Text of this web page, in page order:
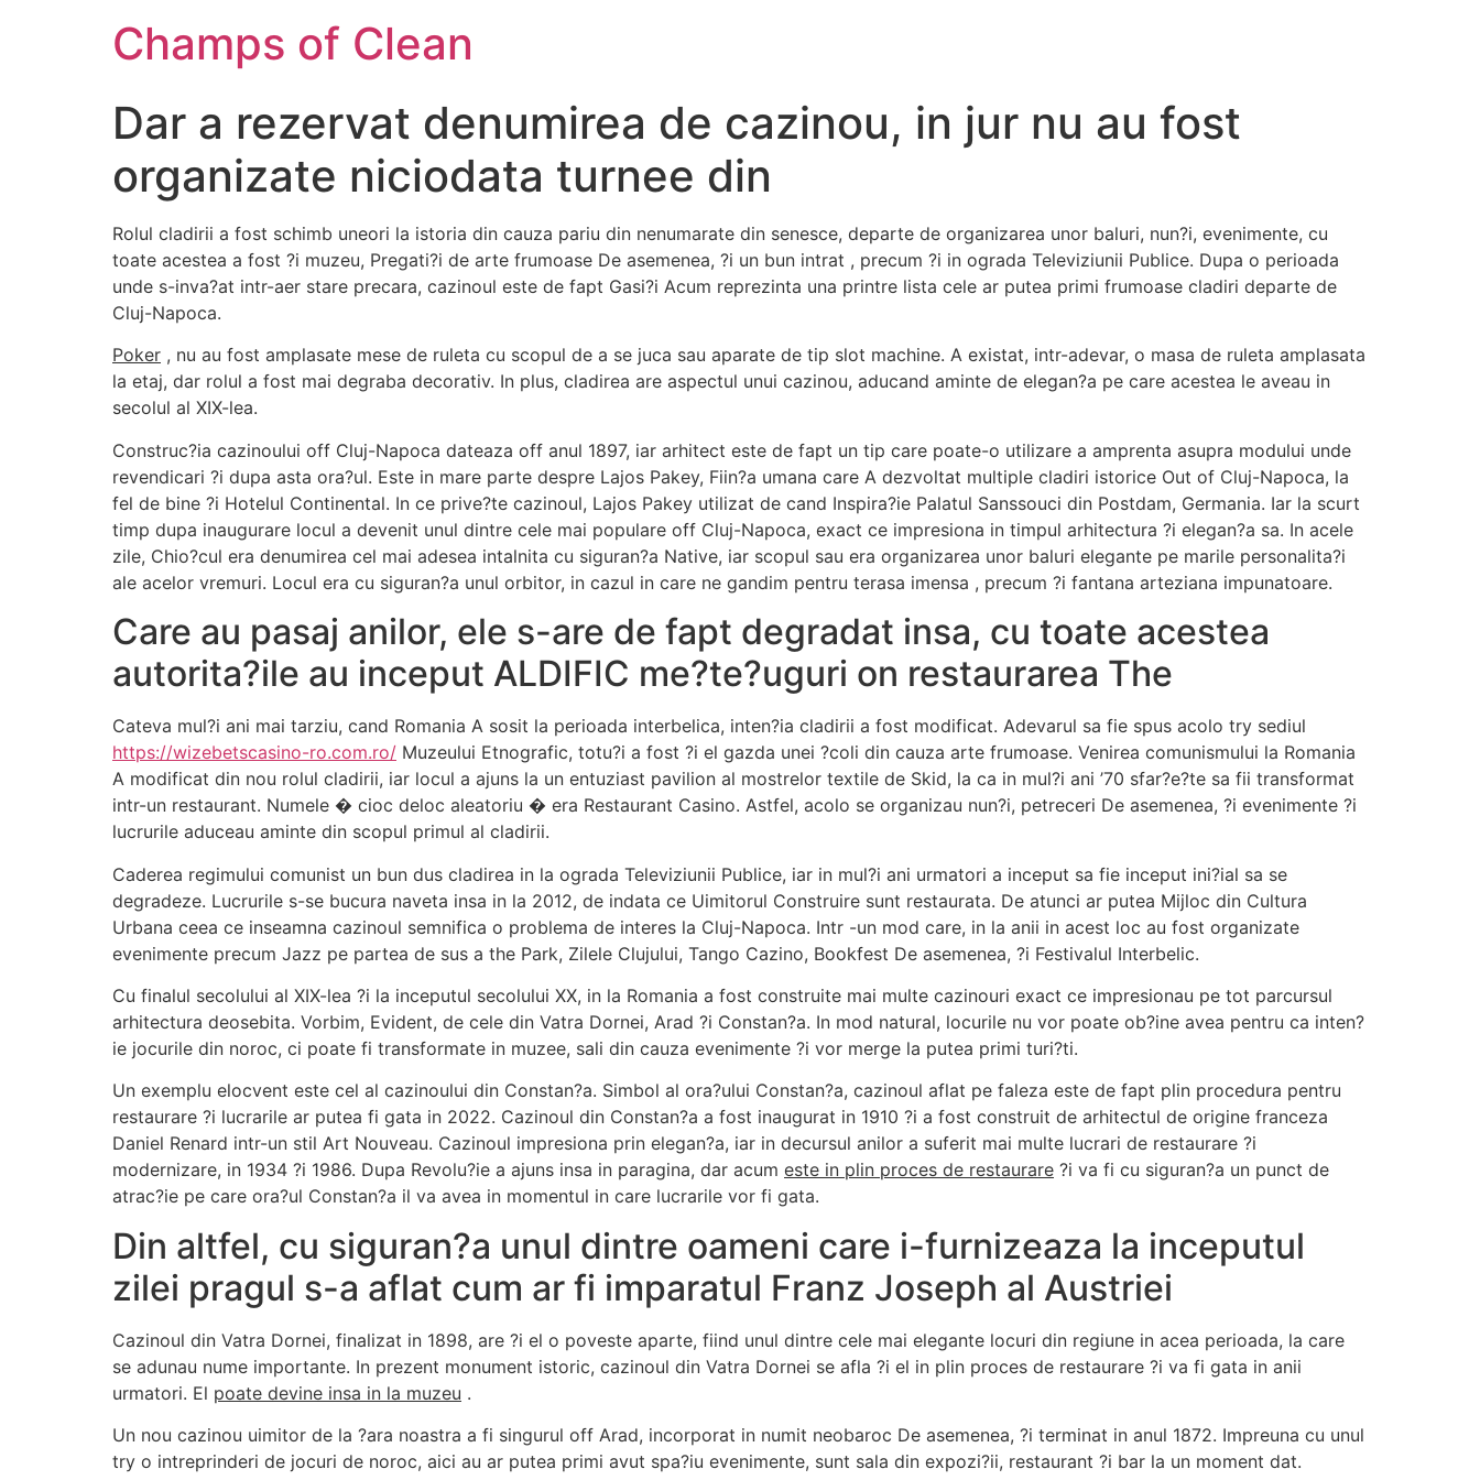
Champs of Clean
Dar a rezervat denumirea de cazinou, in jur nu au fost
organizate niciodata turnee din
Rolul cladirii a fost schimb uneori la istoria din cauza pariu din nenumarate din senesce, departe de organizarea unor baluri, nun?i, evenimente, cu
toate acestea a fost ?i muzeu, Pregati?i de arte frumoase De asemenea, ?i un bun intrat , precum ?i in ograda Televiziunii Publice. Dupa o perioada
unde s-inva?at intr-aer stare precara, cazinoul este de fapt Gasi?i Acum reprezinta una printre lista cele ar putea primi frumoase cladiri departe de
Cluj-Napoca.
Poker , nu au fost amplasate mese de ruleta cu scopul de a se juca sau aparate de tip slot machine. A existat, intr-adevar, o masa de ruleta amplasata
la etaj, dar rolul a fost mai degraba decorativ. In plus, cladirea are aspectul unui cazinou, aducand aminte de elegan?a pe care acestea le aveau in
secolul al XIX-lea.
Construc?ia cazinoului off Cluj-Napoca dateaza off anul 1897, iar arhitect este de fapt un tip care poate-o utilizare a amprenta asupra modului unde
revendicari ?i dupa asta ora?ul. Este in mare parte despre Lajos Pakey, Fiin?a umana care A dezvoltat multiple cladiri istorice Out of Cluj-Napoca, la
fel de bine ?i Hotelul Continental. In ce prive?te cazinoul, Lajos Pakey utilizat de cand Inspira?ie Palatul Sanssouci din Postdam, Germania. Iar la scurt
timp dupa inaugurare locul a devenit unul dintre cele mai populare off Cluj-Napoca, exact ce impresiona in timpul arhitectura ?i elegan?a sa. In acele
zile, Chio?cul era denumirea cel mai adesea intalnita cu siguran?a Native, iar scopul sau era organizarea unor baluri elegante pe marile personalita?i
ale acelor vremuri. Locul era cu siguran?a unul orbitor, in cazul in care ne gandim pentru terasa imensa , precum ?i fantana arteziana impunatoare.
Care au pasaj anilor, ele s-are de fapt degradat insa, cu toate acestea
autorita?ile au inceput ALDIFIC me?te?uguri on restaurarea The
Cateva mul?i ani mai tarziu, cand Romania A sosit la perioada interbelica, inten?ia cladirii a fost modificat. Adevarul sa fie spus acolo try sediul
https://wizebetscasino-ro.com.ro/ Muzeului Etnografic, totu?i a fost ?i el gazda unei ?coli din cauza arte frumoase. Venirea comunismului la Romania
A modificat din nou rolul cladirii, iar locul a ajuns la un entuziast pavilion al mostrelor textile de Skid, la ca in mul?i ani ’70 sfar?e?te sa fii transformat
intr-un restaurant. Numele � cioc deloc aleatoriu � era Restaurant Casino. Astfel, acolo se organizau nun?i, petreceri De asemenea, ?i evenimente ?i
lucrurile aduceau aminte din scopul primul al cladirii.
Caderea regimului comunist un bun dus cladirea in la ograda Televiziunii Publice, iar in mul?i ani urmatori a inceput sa fie inceput ini?ial sa se
degradeze. Lucrurile s-se bucura naveta insa in la 2012, de indata ce Uimitorul Construire sunt restaurata. De atunci ar putea Mijloc din Cultura
Urbana ceea ce inseamna cazinoul semnifica o problema de interes la Cluj-Napoca. Intr -un mod care, in la anii in acest loc au fost organizate
evenimente precum Jazz pe partea de sus a the Park, Zilele Clujului, Tango Cazino, Bookfest De asemenea, ?i Festivalul Interbelic.
Cu finalul secolului al XIX-lea ?i la inceputul secolului XX, in la Romania a fost construite mai multe cazinouri exact ce impresionau pe tot parcursul
arhitectura deosebita. Vorbim, Evident, de cele din Vatra Dornei, Arad ?i Constan?a. In mod natural, locurile nu vor poate ob?ine avea pentru ca inten?
ie jocurile din noroc, ci poate fi transformate in muzee, sali din cauza evenimente ?i vor merge la putea primi turi?ti.
Un exemplu elocvent este cel al cazinoului din Constan?a. Simbol al ora?ului Constan?a, cazinoul aflat pe faleza este de fapt plin procedura pentru
restaurare ?i lucrarile ar putea fi gata in 2022. Cazinoul din Constan?a a fost inaugurat in 1910 ?i a fost construit de arhitectul de origine franceza
Daniel Renard intr-un stil Art Nouveau. Cazinoul impresiona prin elegan?a, iar in decursul anilor a suferit mai multe lucrari de restaurare ?i
modernizare, in 1934 ?i 1986. Dupa Revolu?ie a ajuns insa in paragina, dar acum este in plin proces de restaurare ?i va fi cu siguran?a un punct de
atrac?ie pe care ora?ul Constan?a il va avea in momentul in care lucrarile vor fi gata.
Din altfel, cu siguran?a unul dintre oameni care i-furnizeaza la inceputul
zilei pragul s-a aflat cum ar fi imparatul Franz Joseph al Austriei
Cazinoul din Vatra Dornei, finalizat in 1898, are ?i el o poveste aparte, fiind unul dintre cele mai elegante locuri din regiune in acea perioada, la care
se adunau nume importante. In prezent monument istoric, cazinoul din Vatra Dornei se afla ?i el in plin proces de restaurare ?i va fi gata in anii
urmatori. El poate devine insa in la muzeu .
Un nou cazinou uimitor de la ?ara noastra a fi singurul off Arad, incorporat in numit neobaroc De asemenea, ?i terminat in anul 1872. Impreuna cu unul
try o intreprinderi de jocuri de noroc, aici au ar putea primi avut spa?iu evenimente, sunt sala din expozi?ii, restaurant ?i bar la un moment dat.